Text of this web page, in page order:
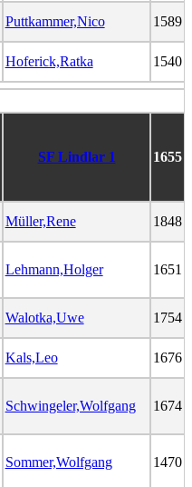
Puttkammer,Nico 1589
Hoferick,Ratka 1540
SF Lindlar 1 1655
Müller,Rene 1848
Lehmann,Holger 1651
Walotka,Uwe 1754
Kals,Leo 1676
Schwingeler,Wolfgang 1674
Sommer,Wolfgang 1470